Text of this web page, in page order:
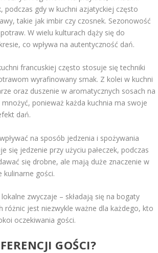
podczas gdy w kuchni azjatyckiej często
takie jak imbir czy czosnek. Sezonowość
W wielu kulturach dąży się do
co wpływa na autentyczność dań.
francuskiej często stosuje się techniki
wyrafinowany smak. Z kolei w kuchni
oraz duszenie w aromatycznych sosach na
ponieważ każda kuchnia ma swoje
dań.
na sposób jedzenia i spożywania
się jedzenie przy użyciu pałeczek, podczas
się drobne, ale mają duże znaczenie w
kulinarne gości.
zwyczaje – składają się na bogaty
jest niezwykle ważne dla każdego, kto
oczekiwania gości.
GOŚCI?